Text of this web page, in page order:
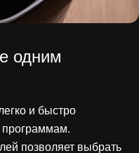
одним
и быстро
программам.
позволяет выбрать